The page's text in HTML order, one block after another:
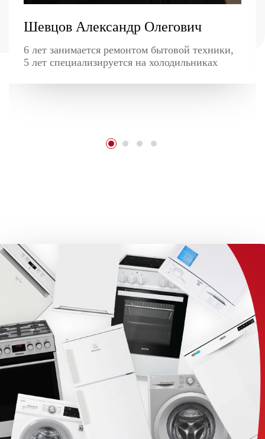
Шевцов Александр Олегович
6 лет занимается ремонтом бытовой техники,
5 лет специализируется на холодильниках